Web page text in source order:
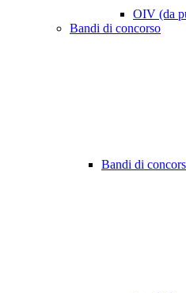
OIV (da
Bandi di concorso
Bandi di